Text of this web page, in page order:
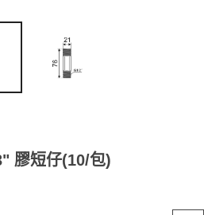
膠短仔(10/包)